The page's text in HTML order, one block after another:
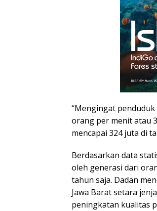
“Mengingat
orang per menit atau
mencapai 324 juta di
Berdasarkan data
oleh generasi dari
tahun saja. Dadan
Jawa Barat setara
peningkatan kualitas